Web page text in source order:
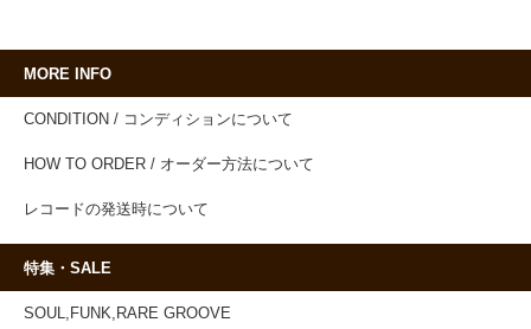
MORE INFO
CONDITION / コンディションについて
HOW TO ORDER / オーダー方法について
レコードの発送時について
特集・SALE
SOUL,FUNK,RARE GROOVE